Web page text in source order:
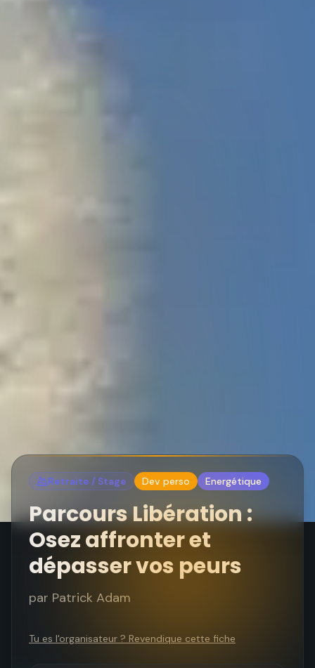
Retraite / Stage Dev perso Energétique
Parcours Libération :
Osez affronter et
dépasser vos peurs
par Patrick Adam
Tu es l'organisateur ? Revendique cette fiche